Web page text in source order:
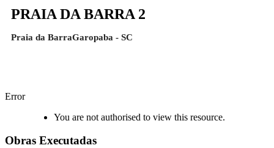
PRAIA DA BARRA 2
Praia da BarraGaropaba - SC
Error
You are not authorised to view this resource.
Obras Executadas